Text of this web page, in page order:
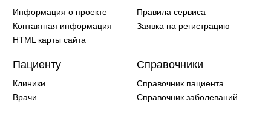
Информация о проекте
Контактная информация
HTML карты сайта
Правила сервиса
Заявка на регистрацию
Пациенту
Клиники
Врачи
Справочники
Справочник пациента
Справочник заболеваний